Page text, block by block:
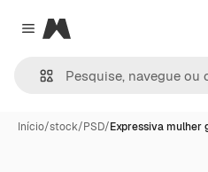
Close menu
Magnific
Início/stock/PSD/Expressiva mulher